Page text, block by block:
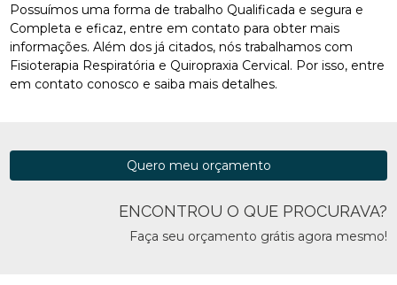
Possuímos uma forma de trabalho Qualificada e segura e
Completa e eficaz, entre em contato para obter mais
informações. Além dos já citados, nós trabalhamos com
Fisioterapia Respiratória e Quiropraxia Cervical. Por isso, entre
em contato conosco e saiba mais detalhes.
ENCONTROU O QUE PROCURAVA?
Faça seu orçamento grátis agora mesmo!
Quero meu orçamento